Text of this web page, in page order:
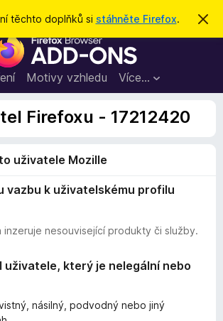
těchto doplňků si stáhněte Firefox.
S
r
D
o
p
l
ň
k
d
p
o
l
e
Motivy vzhledu Více…
Přihlásit se
Firefoxu - 17212420
uživatele Mozille
vazbu k uživatelskému profilu
inzeruje nesouvisející produkty či služby.
uživatele, který je nelegální nebo
násilný, podvodný nebo jiný